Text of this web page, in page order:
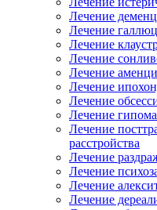
Лечение
Лечение
Лечение
Лечение
Лечение
Лечение
Лечение
Лечение
Лечение
расстройства
Лечение
Лечение
Лечение
Лечение